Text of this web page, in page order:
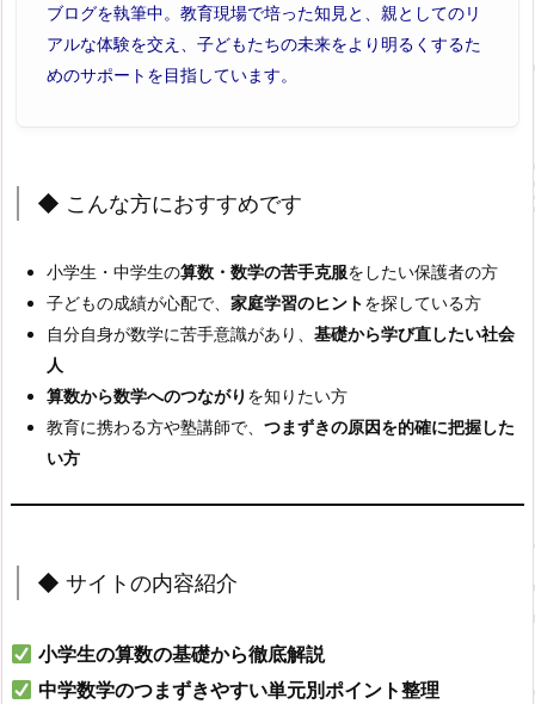
ブログを執筆中。教育現場で培った知見と、親としてのリ
アルな体験を交え、子どもたちの未来をより明るくするた
めのサポートを目指しています。
◆ こんな方におすすめです
小学生・中学生の算数・数学の苦手克服をしたい保護者の方
子どもの成績が心配で、 家庭学習のヒントを探している方
自分自身が数学に苦手意識があり、 基礎から学び直したい社会
人
算数から数学へのつながり を知りたい方
教育に携わる方や塾講師で、 つまずきの原因を的確に把握した
い方
◆ サイトの内容紹介
小学生の算数の基礎から徹底解説
中学数学のつまずきやすい単元別ポイント整理